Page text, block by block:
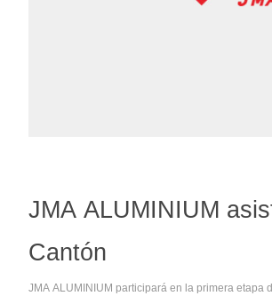
JMA ALUMINIUM
Cantón
JMA ALUMINIUM participará en la primera etapa